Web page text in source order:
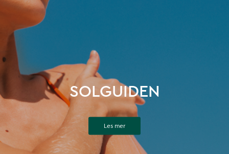
SOLGUIDEN
Les mer